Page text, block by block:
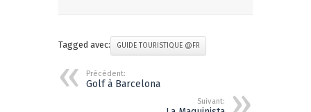
Tagged avec: GUIDE TOURISTIQUE @FR
Précédent:
Golf à Barcelona
Suivant: